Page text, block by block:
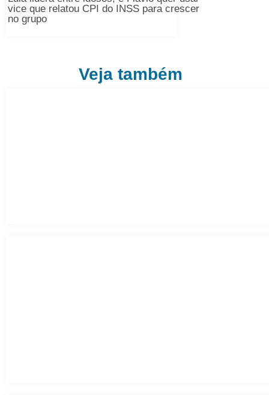
vice que relatou CPI do INSS para crescer
no grupo
Veja também